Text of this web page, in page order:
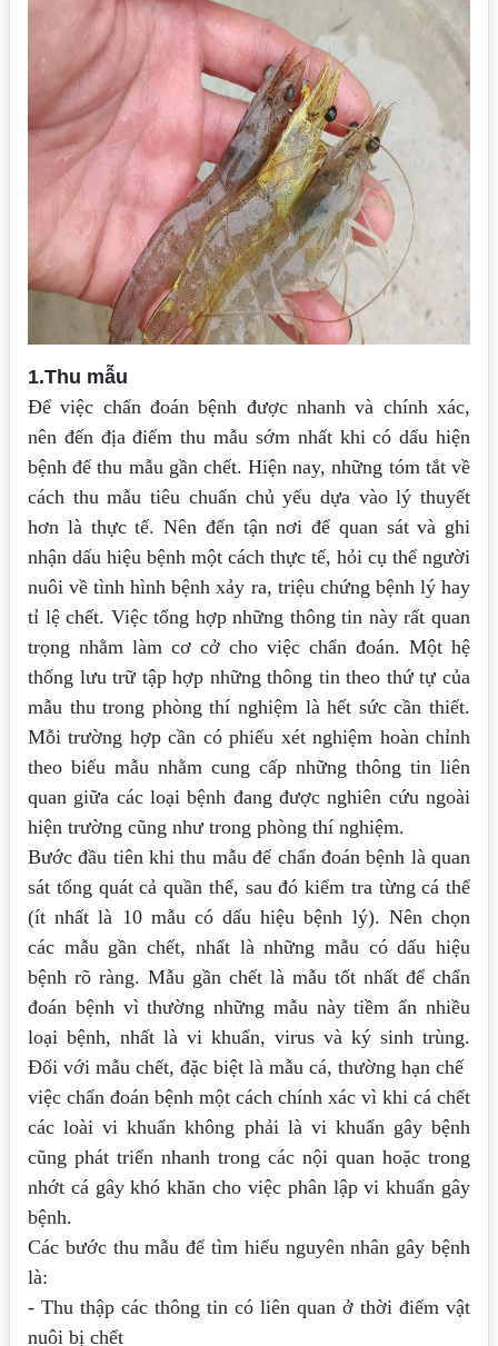
1.Thu mẫu
Để việc chẩn đoán bệnh được nhanh và chính xác,
nên đến địa điểm thu mẫu sớm nhất khi có dấu hiện
bệnh để thu mẫu gần chết. Hiện nay, những tóm tắt về
cách thu mẫu tiêu chuẩn chủ yếu dựa vào lý thuyết
hơn là thực tế. Nên đến tận nơi để quan sát và ghi
nhận dấu hiệu bệnh một cách thực tế, hỏi cụ thể người
nuôi về tình hìnhbệnh xảy ra, triệu chứng bệnh lý hay
tỉ lệ chết. Việc tổng hợp những thông tin này rất quan
trọng nhằm làm cơ cở cho việc chẩn đoán. Một hệ
thống lưu trữ tập hợp nhữngthông tin theo thứ tự của
mẫu thu trong phòng thí nghiệm là hết sức cần thiết.
Mỗitrường hợp cần có phiếu xét nghiệm hoàn chỉnh
theo biểu mẫu nhằm cung cấp những thông tin liên
quan giữa các loại bệnh đang được nghiên cứu ngoài
hiện trường cũng như trong phòng thí nghiệm.
Bước đầu tiên khi thu mẫu để chẩn đoán bệnh là quan
sát tổng quát cả quần thể, sau đó kiểm tra từng cá thể
(ít nhất là 10 mẫu có dấu hiệu bệnh lý). Nên chọn
các mẫu gần chết, nhất là những mẫu có dấu hiệu
bệnh rõ ràng. Mẫu gần chết là mẫu tốt nhất để chẩn
đoán bệnh vì thường những mẫu này tiềm ẩn nhiều
loại bệnh, nhất là vi khuẩn, virus và ký sinh trùng.
Đối với mẫu chết, đặc biệt là mẫu cá, thường hạn chế
việc chẩn đoán bệnh một cách chính xác vì khi cá chết
các loài vi khuẩn không phải là vi khuẩn gây bệnh
cũng phát triển nhanh trong các nội quan hoặc trong
nhớt cá gâykhó khăn cho việc phân lập vi khuẩn gây
bệnh.
Các bước thu mẫu để tìm hiểu nguyên nhân gây bệnh
là:
- Thu thập các thông tin có liên quan ở thời điểm vật
nuôi bị chết